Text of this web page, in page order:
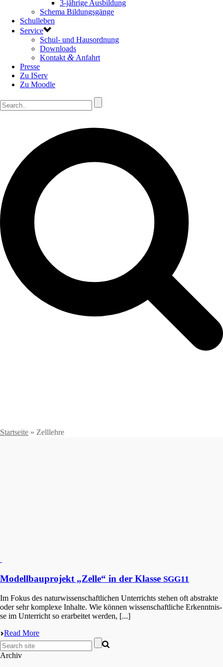
3-jährige Ausbildung
Schema Bildungsgänge
Schulleben
Service
Schul- und Hausordnung
Downloads
Kontakt & Anfahrt
Presse
Zu IServ
Zu Moodle
Startseite » Zelllehre
Modellbauprojekt „Zelle“ in der Klasse SGG11
Im Fokus des natur­wis­sen­schaft­li­chen Unter­richts stehen oft abstrak­te
oder sehr komple­xe Inhal­te. Wie können wissen­schaft­li­che Erkennt­nis­
se im Unter­richt so erarbei­tet werden, [...]
Read More
Archiv